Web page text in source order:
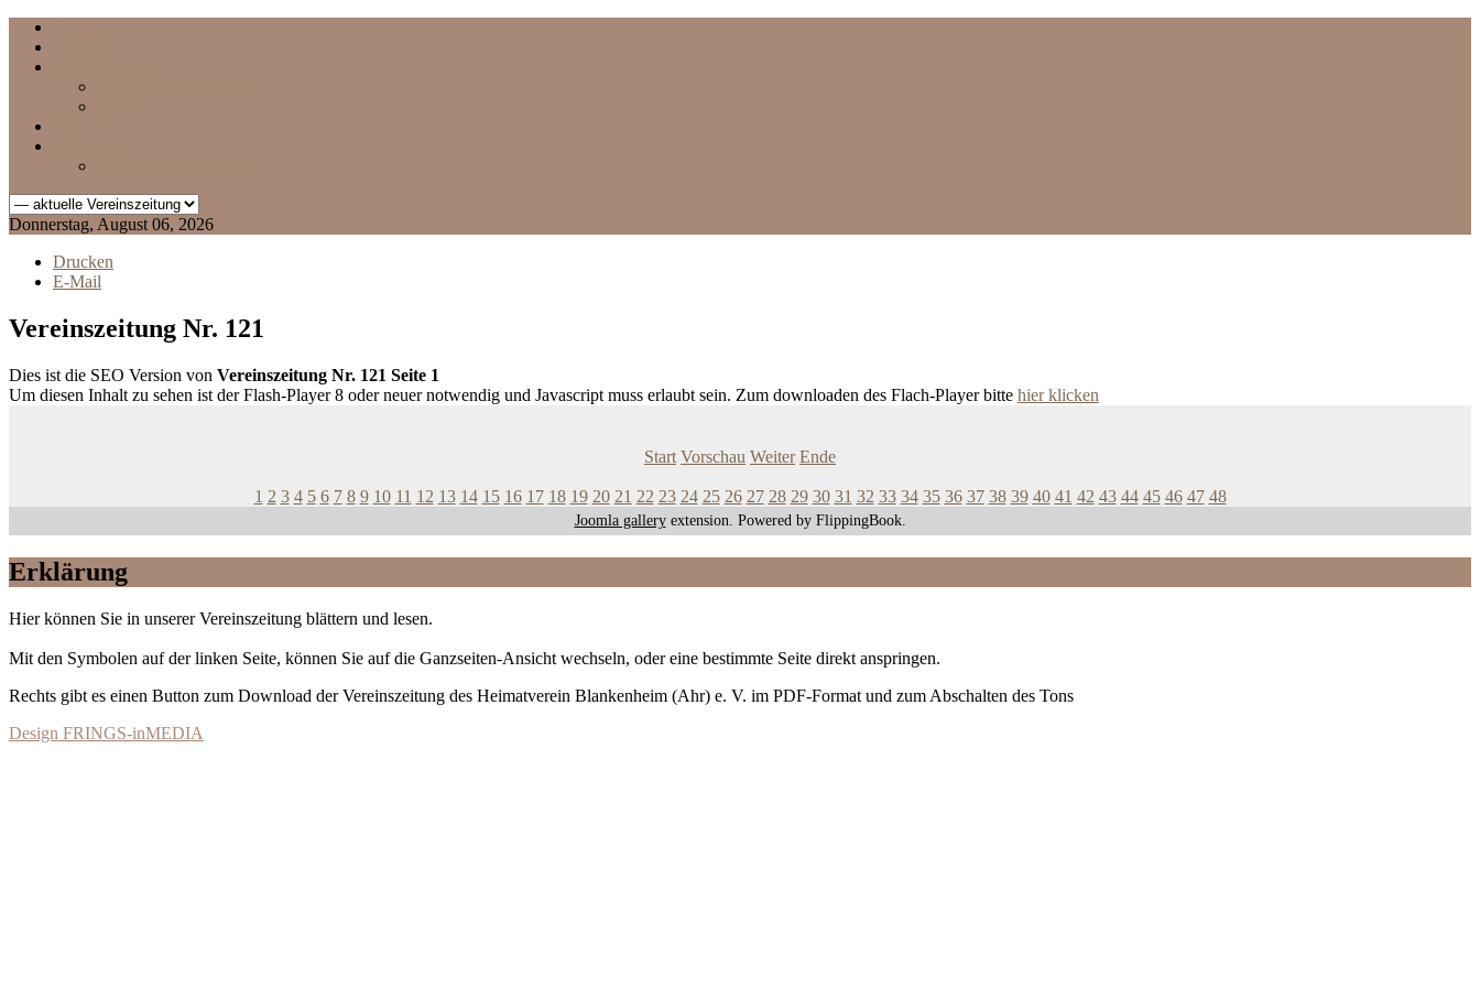
Donnerstag, August 06, 2026
Drucken
E-Mail
Vereinszeitung Nr. 121
Dies ist die SEO Version von Vereinszeitung Nr. 121 Seite 1
Um diesen Inhalt zu sehen ist der Flash-Player 8 oder neuer notwendig und Javascript muss erlaubt sein. Zum downloaden des Flach-Player bitte hier klicken
Start Vorschau Weiter Ende
1 2 3 4 5 6 7 8 9 10 11 12 13 14 15 16 17 18 19 20 21 22 23 24 25 26 27 28 29 30 31 32 33 34 35 36 37 38 39 40 41 42 43 44 45 46 47 48
Joomla galleryextension. Powered by FlippingBook.
Erklärung
Hier können Sie in unserer Vereinszeitung blättern und lesen.
Mit den Symbolen auf der linken Seite, können Sie auf die Ganzseiten-Ansicht wechseln, oder eine bestimmte Seite direkt anspringen.
Rechts gibt es einen Button zum Download der Vereinszeitung des Heimatverein Blankenheim (Ahr) e. V. im PDF-Format und zum Abschalten des Tons
Design FRINGS-inMEDIA